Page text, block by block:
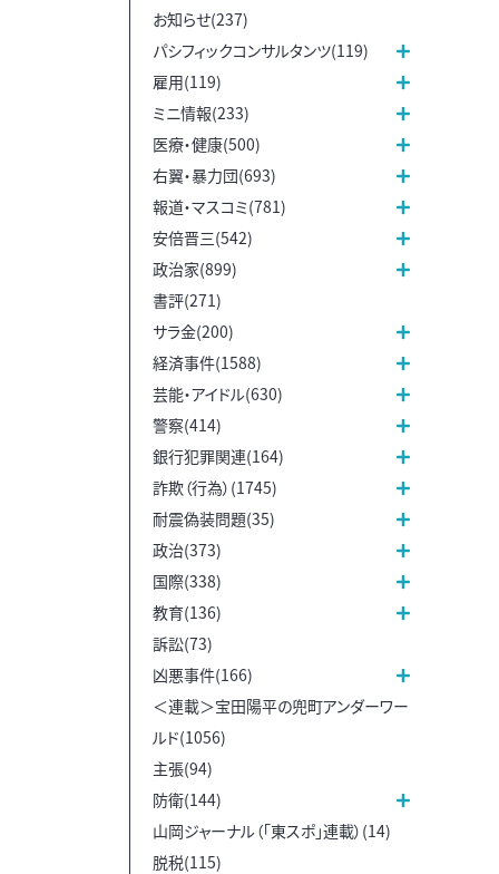
お知らせ(237)
パシフィックコンサルタンツ(119)
雇用(119)
ミニ情報(233)
医療・健康(500)
右翼・暴力団(693)
報道・マスコミ(781)
安倍晋三(542)
政治家(899)
書評(271)
サラ金(200)
経済事件(1588)
芸能・アイドル(630)
警察(414)
銀行犯罪関連(164)
詐欺（行為）(1745)
耐震偽装問題(35)
政治(373)
国際(338)
教育(136)
訴訟(73)
凶悪事件(166)
＜連載＞宝田陽平の兜町アンダーワー
ルド(1056)
主張(94)
防衛(144)
山岡ジャーナル（「東スポ」連載）(14)
脱税(115)